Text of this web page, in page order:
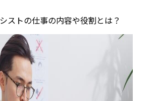
ストの仕事の内容や役割とは？